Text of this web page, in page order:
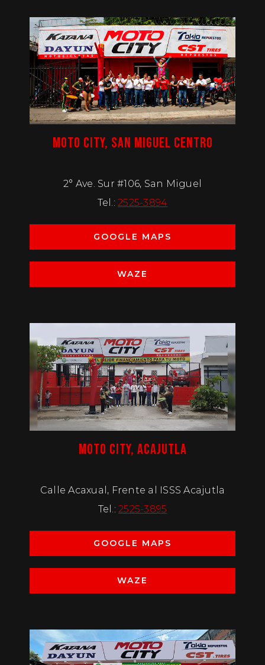
MOTO CITY, SAN MIGUEL CENTRO
2° Ave. Sur #106, San Miguel
Tel.:2525-3894
GOOGLE MAPS
WAZE
MOTO CITY, ACAJUTLA
Calle Acaxual, Frente al ISSS Acajutla
Tel.:2525-3895
GOOGLE MAPS
WAZE